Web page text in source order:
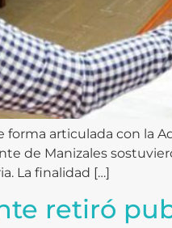
articulada con la
de Manizales
La finalidad […]
retiró